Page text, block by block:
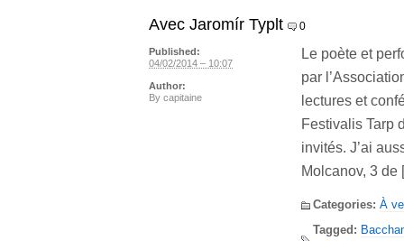
Avec Jaromír Typlt 0
Le poète et
par
lectures et
Festivalis Tarp
invités. J’ai
Molcanov, 3
Categories: À
Tagged:
Published:
04/02/2014 – 10:07
Author:
By capitaine